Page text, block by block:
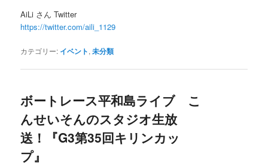
AiLi さん Twitter
https://twitter.com/aili_1129
カテゴリー: イベント,未分類
ボートレース平和島ライブ こ
んせいそんのスタジオ生放
送！『G3第35回キリンカッ
プ』